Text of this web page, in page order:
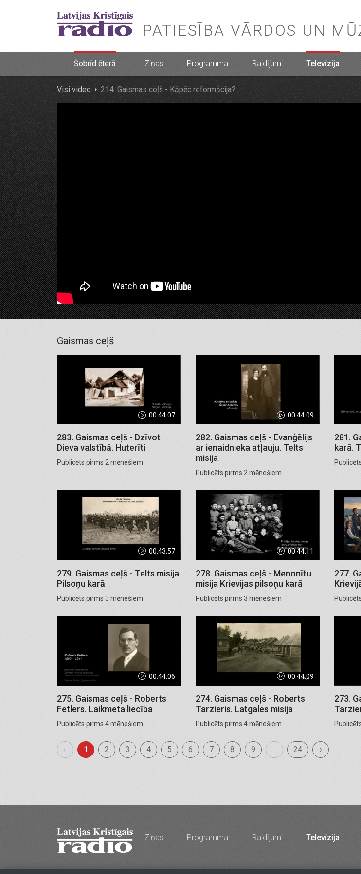
PATIESĪBA VĀRDOS UN
Šobrīd ēterā Ziņas Programma Raidījumi Televīzija
Visi video 214. Gaismas ceļš - Kāpēc reformācija?
Gaismas ceļš
00:44:07
283. Gaismas ceļš - Dzīvot
Dieva valstībā. Huterīti
Publicēts pirms 2 mēnešiem
00:44:09
282. Gaismas ceļš - Evanģēlijs
ar ienaidnieka atļauju. Telts
misija
Publicēts pirms 2 mēnešiem
281.
karā.
00:43:57
279. Gaismas ceļš - Telts misija
Pilsoņu karā
Publicēts pirms 3 mēnešiem
00:44:11
278. Gaismas ceļš - Menonītu
misija Krievijas pilsoņu karā
Publicēts pirms 3 mēnešiem
277.
00:44:06
275. Gaismas ceļš - Roberts
Fetlers. Laikmeta liecība
Publicēts pirms 4 mēnešiem
00:44:09
274. Gaismas ceļš - Roberts
Tarzieris. Latgales misija
Publicēts pirms 4 mēnešiem
273.
‹ 1 2 3 4 5 6 7 8 9 … 24 ›
Ziņas Programma Raidījumi Televīzija